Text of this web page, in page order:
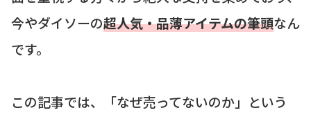
今やダイソーの超人気・品薄アイテムの筆頭なん
です。
この記事では、「なぜ売ってないのか」という